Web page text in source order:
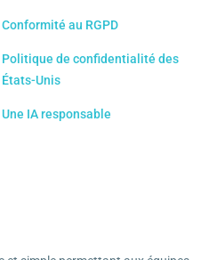
Conformité au RGPD
Politique de confidentialité des
États-Unis
Une IA responsable